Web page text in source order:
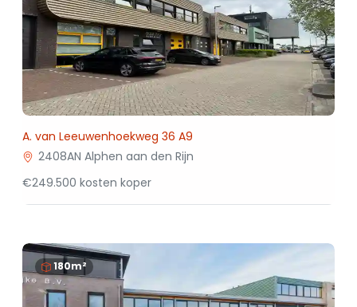
A. van Leeuwenhoekweg 36 A9
2408AN Alphen aan den Rijn
€249.500 kosten koper
180m²